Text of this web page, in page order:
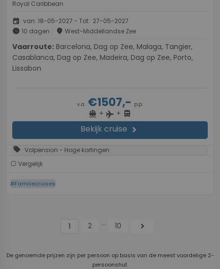
Royal Caribbean
event van: 18-05-2027 - Tot: 27-05-2027
schedule 10 dagen place West-Middellandse Zee
Vaarroute:
Casablanca, Dag op Zee, Madeira, Dag op Zee, Porto,
Lissabon
v.a. €1507,- p.p.
directions_boat + flight + directions_bus
Bekijk cruise chevron_right
sell Volpension - Hoge kortingen
Vergelijk
#Familiecruises
1 2 ... 10 chevron_right
De genoemde prijzen zijn per persoon op basis van de meest voordelige 2-
persoonshut.